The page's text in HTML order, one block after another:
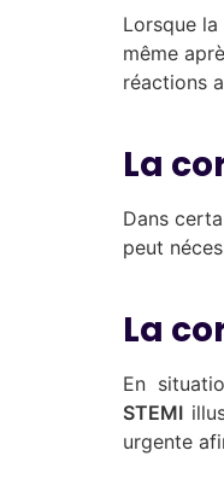
Lorsque
même
réactions
La
Dans
peut
La
En
STEMI
urgente